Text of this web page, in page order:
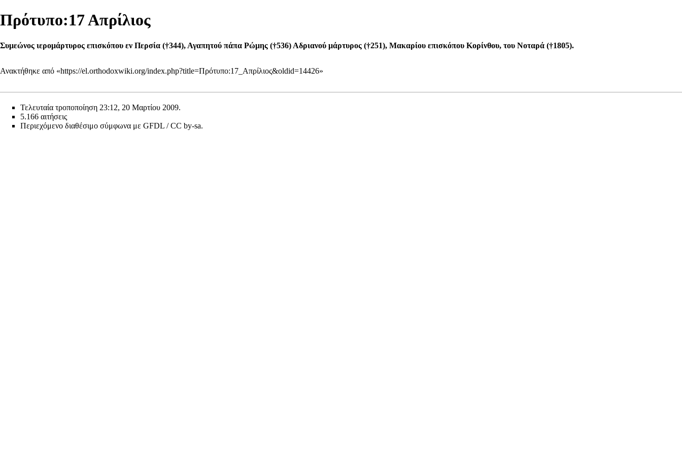
Πρότυπο:17 Απρίλιος
Συμεώνος ιερομάρτυρος επισκόπου εν Περσία (†344), Αγαπητού πάπα Ρώμης (†536) Αδριανού μάρτυρος (†251), Μακαρίου επισκόπου Κορίνθου, του Νοταρά (†1805).
Ανακτήθηκε από «https://el.orthodoxwiki.org/index.php?title=Πρότυπο:17_Απρίλιος&oldid=14426»
Τελευταία τροποποίηση 23:12, 20 Μαρτίου 2009.
5.166 αιτήσεις
Περιεχόμενο διαθέσιμο σύμφωνα με GFDL / CC by-sa.